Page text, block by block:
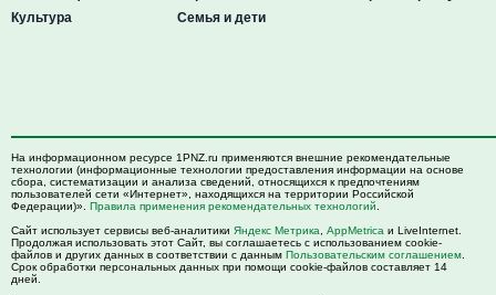
Культура
Семья и дети
На информационном ресурсе 1PNZ.ru применяются внешние рекомендательные
технологии (информационные технологии предоставления информации на основе
сбора, систематизации и анализа сведений, относящихся к предпочтениям
пользователей сети «Интернет», находящихся на территории Российской
Федерации)». Правила применения рекомендательных технологий
Сайт использует сервисы веб-аналитики Яндекс Метрика AppMetrica и LiveInternet.
Продолжая использовать этот Сайт, вы соглашаетесь с использованием cookie-
файлов и других данных в соответствии с данным Пользовательским соглашением
Срок обработки персональных данных при помощи cookie-файлов составляет 14
дней.